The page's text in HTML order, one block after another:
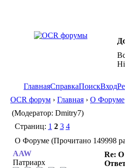
ГлавнаяСправкаПоискВход
OCR форум › Главная › О Форуме
(Модератор: Dmitry7)
Страниц: 1 2 3 4
О Форуме (Прочитано 149998
AAW
Патриарх
Re: